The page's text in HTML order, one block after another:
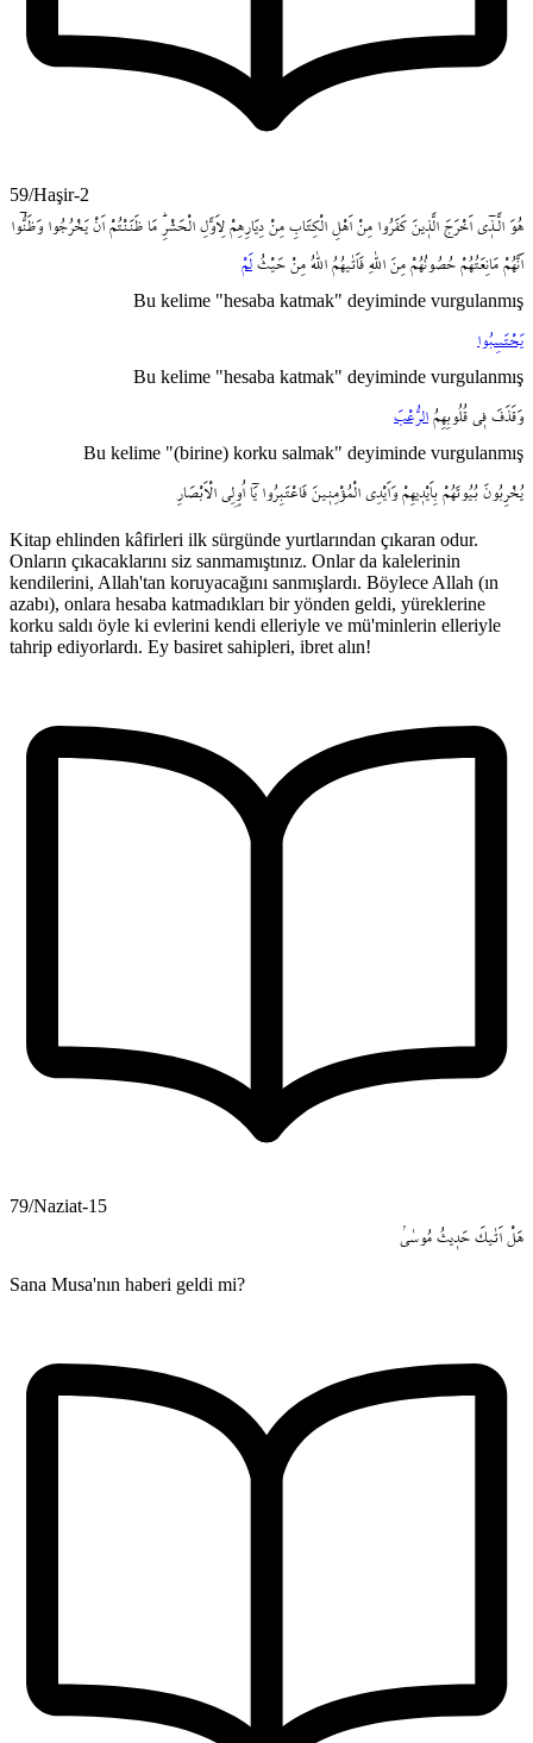
59/Haşir-2
هُوَ الَّـذ۪ٓي اَخْرَجَ الَّذ۪ينَ كَفَرُوا مِنْ اَهْلِ الْكِتَابِ مِنْ دِيَارِهِمْ لِاَوَّلِ الْحَشْرِۜ مَا ظَنَنْتُمْ اَنْ يَخْرُجُوا وَظَنُّٓوا
اَنَّهُمْ مَانِعَتُهُمْ حُصُونُهُمْ مِنَ اللّٰهِ فَاَتٰيهُمُ اللّٰهُ مِنْ حَيْثُ لَمْ
Bu kelime "hesaba katmak" deyiminde vurgulanmış
يَحْتَسِبُوا
Bu kelime "hesaba katmak" deyiminde vurgulanmış
وَقَذَفَ ف۪ي قُلُوبِهِمُ الرُّعْبَ
Bu kelime "(birine) korku salmak" deyiminde vurgulanmış
يُخْرِبُونَ بُيُوتَهُمْ بِاَيْد۪يهِمْ وَاَيْدِي الْمُؤْمِن۪ينَ فَاعْتَبِرُوا يَٓا اُو۬لِي الْاَبْصَارِ
Kitap ehlinden kâfirleri ilk sürgünde yurtlarından çıkaran odur.
Onların çıkacaklarını siz sanmamıştınız. Onlar da kalelerinin
kendilerini, Allah'tan koruyacağını sanmışlardı. Böylece Allah (ın
azabı), onlara hesaba katmadıkları bir yönden geldi, yüreklerine
korku saldı öyle ki evlerini kendi elleriyle ve mü'minlerin elleriyle
tahrip ediyorlardı. Ey basiret sahipleri, ibret alın!
79/Naziat-15
هَلْ اَتٰيكَ حَد۪يثُ مُوسٰىۢ
Sana Musa'nın haberi geldi mi?